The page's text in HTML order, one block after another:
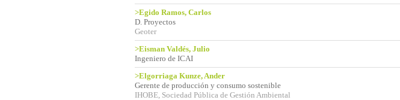
>Egido Ramos, Carlos
D. Proyectos
Geoter
>Eisman Valdés, Julio
Ingeniero de ICAI
>Elgorriaga Kunze, Ander
Gerente de producción y consumo sostenible
IHOBE, Sociedad Pública de Gestión Ambiental